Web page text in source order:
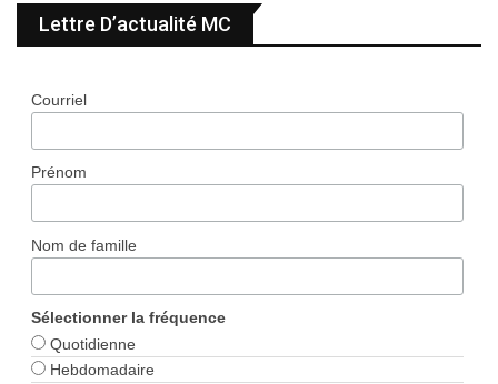
Lettre D’actualité MC
Courriel
Prénom
Nom de famille
Sélectionner la fréquence
Quotidienne
Hebdomadaire